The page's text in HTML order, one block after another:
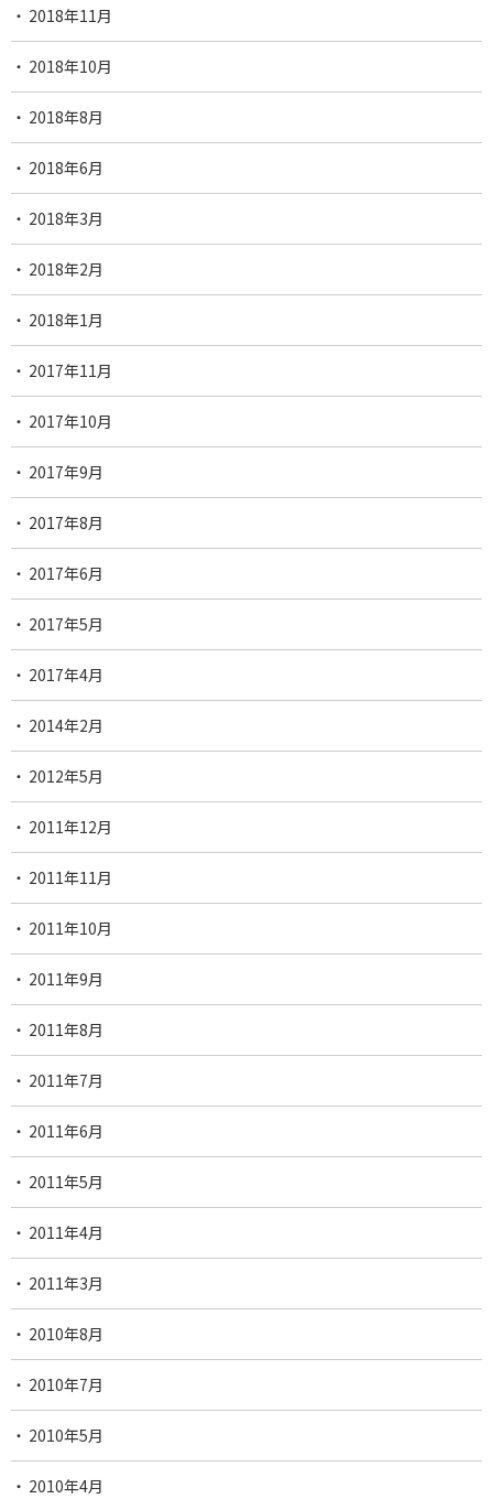
2018年11月
2018年10月
2018年8月
2018年6月
2018年3月
2018年2月
2018年1月
2017年11月
2017年10月
2017年9月
2017年8月
2017年6月
2017年5月
2017年4月
2014年2月
2012年5月
2011年12月
2011年11月
2011年10月
2011年9月
2011年8月
2011年7月
2011年6月
2011年5月
2011年4月
2011年3月
2010年8月
2010年7月
2010年5月
2010年4月